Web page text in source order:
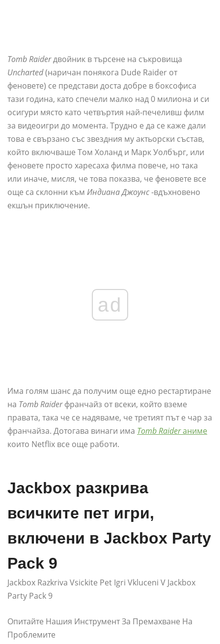
Tomb Raiderдвойник в търсене на съкровища
Uncharted(наричан понякога Dude Raider от
феновете) се представи доста добре в боксофиса
тази година, като спечели малко над 0 милиона и си
осигури място като четвъртия най-печеливш филм
за видеоигри до момента. Трудно е да се каже дали
това е свързано със звездния му актьорски състав,
който включваше Том Холанд и Марк Уолбърг, или
феновете просто харесаха филма повече, но така
или иначе, мисля, че това показва, че феновете все
още са склонни към Индиана Джоунс-вдъхновено
екшън приключение.
ad
Има голям шанс да получим още едно рестартиране
на Tomb Raiderфранчайз от всеки, който вземе
правата, така че се надяваме, че третият път е чар за
франчайза. Дотогава винаги има Tomb Raiderаниме
които Netflix все още работи.
Jackbox разкрива
всичките пет игри,
включени в Jackbox Party
Pack 9
Jackbox Razkriva Vsickite Pet Igri Vkluceni V Jackbox
Party Pack 9
Опитайте Нашия Инструмент За Премахване На
Проблемите